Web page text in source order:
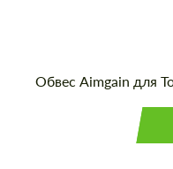
Обвес Aimgain для